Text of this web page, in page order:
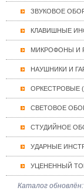
ЗВУКОВОЕ
КЛАВИШНЫЕ
МИКРОФОНЫ И
НАУШНИКИ И
ОРКЕСТРОВЫЕ
СВЕТОВОЕ
СТУДИЙНОЕ
УДАРНЫЕ
УЦЕНЕННЫЙ
Каталог